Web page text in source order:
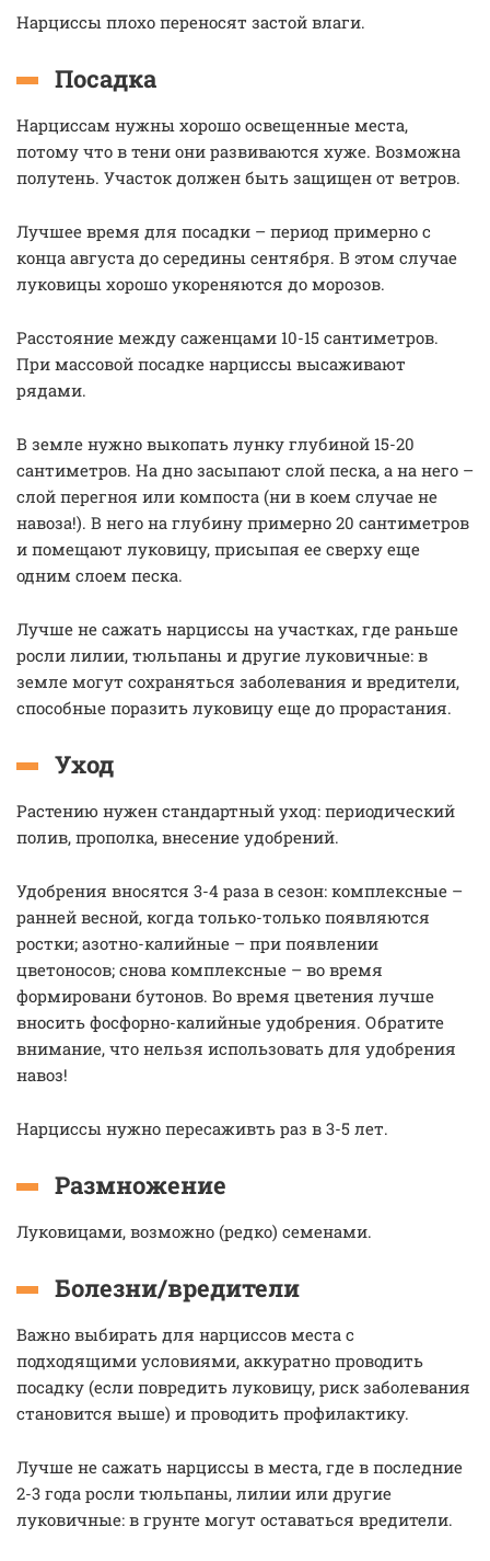
Нарциссы плохо переносят застой влаги.
Посадка
Нарциссам нужны хорошо освещенные места,
потому что в тени они развиваются хуже. Возможна
полутень. Участок должен быть защищен от ветров.
Лучшее время для посадки – период примерно с
конца августа до середины сентября. В этом случае
луковицы хорошо укореняются до морозов.
Расстояние между саженцами 10-15 сантиметров.
При массовой посадке нарциссы высаживают
рядами.
В земле нужно выкопать лунку глубиной 15-20
сантиметров. На дно засыпают слой песка, а на него –
слой перегноя или компоста (ни в коем случае не
навоза!). В него на глубину примерно 20 сантиметров
и помещают луковицу, присыпая ее сверху еще
одним слоем песка.
Лучше не сажать нарциссы на участках, где раньше
росли лилии, тюльпаны и другие луковичные: в
земле могут сохраняться заболевания и вредители,
способные поразить луковицу еще до прорастания.
Уход
Растению нужен стандартный уход: периодический
полив, прополка, внесение удобрений.
Удобрения вносятся 3-4 раза в сезон: комплексные –
ранней весной, когда только-только появляются
ростки; азотно-калийные – при появлении
цветоносов; снова комплексные – во время
формировани бутонов. Во время цветения лучше
вносить фосфорно-калийные удобрения. Обратите
внимание, что нельзя использовать для удобрения
навоз!
Нарциссы нужно пересаживть раз в 3-5 лет.
Размножение
Луковицами, возможно (редко) семенами.
Болезни/вредители
Важно выбирать для нарциссов места с
подходящими условиями, аккуратно проводить
посадку (если повредить луковицу, риск заболевания
становится выше) и проводить профилактику.
Лучше не сажать нарциссы в места, где в последние
2-3 года росли тюльпаны, лилии или другие
луковичные: в грунте могут оставаться вредители.